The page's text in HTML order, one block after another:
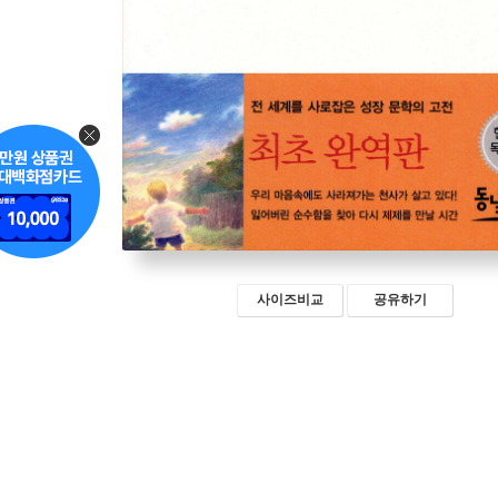
사이즈비교 공유하기